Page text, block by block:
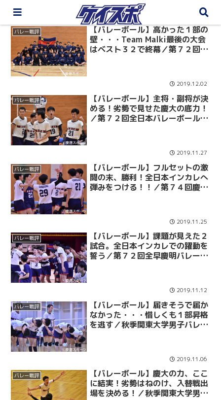
バレー戦評
【バレーボール】高かった１部の
壁・・・Team Malki最後の大会
はベスト３２で終幕／第７２回全
2019.12.02
バレー戦評
【バレーボール】主将・副将が決
める！劣勢で見せた慶大の底力！
／第７２回全日本バレーボール大
2019.11.27
バレー戦評
‪【バレーボール】フルセットの激
闘の末、勝利！全日本インカレへ
弾みをつける！！／第７４回慶関
2019.11.25
バレー戦評
【バレーボール】課題が見えた２
試合。全日本インカレでの躍動を
誓う／第７２回全早慶明バレーボ
2019.11.12
バレー戦評
【バレーボール】届きそうで届か
なかった・・・惜しくも１部昇格
を逃す／秋季関東大学男子バレー
2019.11.06
バレー戦評
【バレーボール】慶大の力、ここ
に結実！劣勢はねのけ、入替戦出
場を決める！／秋季関東大学男子